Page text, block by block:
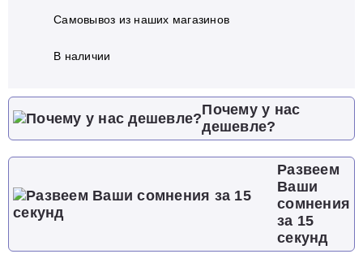
Самовывоз из наших магазинов
В наличии
Почему у нас
дешевле?
Развеем
Ваши
сомнения
за 15
секунд